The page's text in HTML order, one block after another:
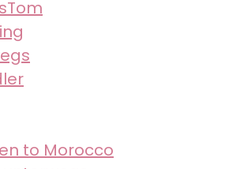
to Morocco